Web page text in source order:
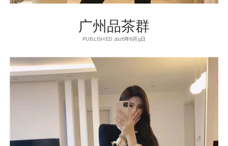
广州品茶群
PUBLISHED 2026年8月9日